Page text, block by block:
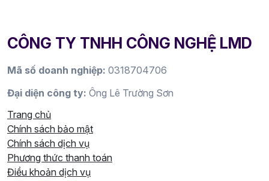
CÔNG TY TNHH CÔNG NGHỆ LMD
Mã số doanh nghiệp: 0318704706
Đại diện công ty: Ông Lê Trường Sơn
Trang chủ
Chính sách bảo mật
Chính sách dịch vụ
Phương thức thanh toán
Điều khoản dịch vụ